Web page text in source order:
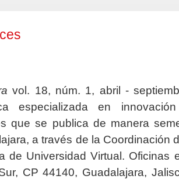
vol. 18, núm. 1, abril -
especializada en
que se publica de manera
a través de la Coordinación
de Universidad Virtual. Oficinas
CP 44140, Guadalajara,